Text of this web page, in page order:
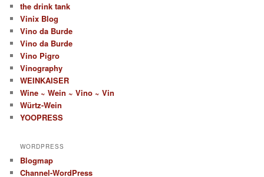
the drink tank
Vinix Blog
Vino da Burde
Vino da Burde
Vino Pigro
Vinography
WEINKAISER
Wine ~ Wein ~ Vino ~ Vin
Würtz-Wein
YOOPRESS
WORDPRESS
Blogmap
Channel-WordPress